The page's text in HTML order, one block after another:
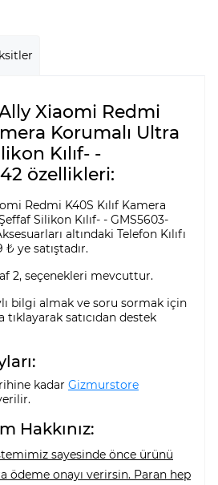
Xiaomi Redmi
Korumalı Ultra
Kılıf- -
özellikleri:
Redmi K40S Kılıf Kamera
Silikon Kılıf- - GMS5603-
altındaki Telefon Kılıfı
ye satıştadır.
2, seçenekleri mevcuttur.
bilgi almak ve soru sormak için
tıklayarak satıcıdan destek
kadar Gizmurstore
Hakkınız:
sayesinde önce ürünü
ödeme onayı verirsin. Paran hep